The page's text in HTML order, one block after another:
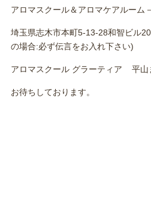
アロマスクール＆アロマケアルーム
埼玉県志木市本町5-13-28和智ビル
の場合:必ず伝言をお入れ下さい)
アロマスクール グラーティア 平山
お待ちしております。